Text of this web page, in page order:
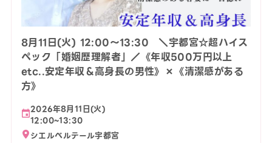
8月11日(火) 12:00〜13:30 ＼宇都宮☆超ハイス
ペック「婚姻歴理解者」／《年収500万円以上
etc..安定年収＆高身長の男性》×《清潔感がある
方》
2026年8月11日(火)
12:00~13:30
シエルベルテール宇都宮